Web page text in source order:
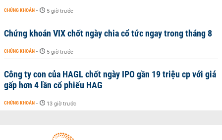
CHỨNG KHOÁN - 5 giờ trước
Chứng khoán VIX chốt ngày chia cổ tức ngay trong tháng 8
CHỨNG KHOÁN - 5 giờ trước
Công ty con của HAGL chốt ngày IPO gần 19 triệu cp với giá
gấp hơn 4 lần cổ phiếu HAG
CHỨNG KHOÁN - 13 giờ trước